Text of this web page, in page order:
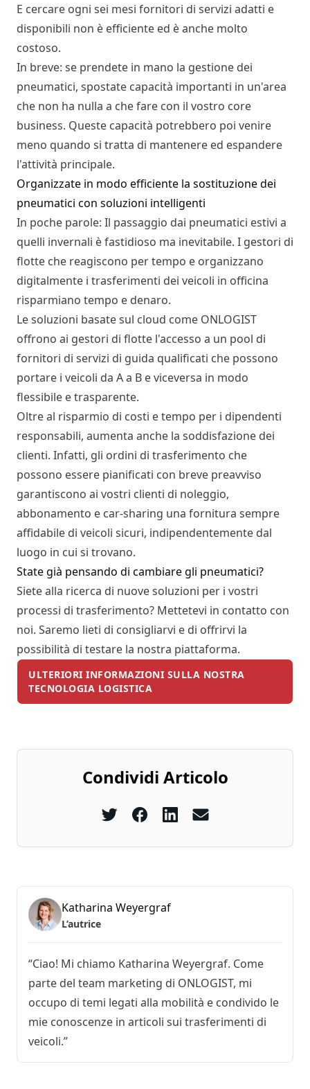
Katharina Weyergraf
L’autrice
“Ciao! Mi chiamo Katharina Weyergraf. Come
parte del team marketing di ONLOGIST, mi
occupo di temi legati alla mobilità e condivido le
mie conoscenze in articoli sui trasferimenti di
veicoli.”
E cercare ogni sei mesi fornitori di servizi adatti e
disponibili non è efficiente ed è anche molto
costoso.
In breve: se prendete in mano la gestione dei
pneumatici, spostate capacità importanti in un'area
che non ha nulla a che fare con il vostro core
business. Queste capacità potrebbero poi venire
meno quando si tratta di mantenere ed espandere
l'attività principale.
Organizzate in modo efficiente la sostituzione dei
pneumatici con soluzioni intelligenti
In poche parole: Il passaggio dai pneumatici estivi a
quelli invernali è fastidioso ma inevitabile. I gestori di
flotte che reagiscono per tempo e organizzano
digitalmente i trasferimenti dei veicoli in officina
risparmiano tempo e denaro.
Le soluzioni basate sul cloud come ONLOGIST
offrono ai gestori di flotte l'accesso a un pool di
fornitori di servizi di guida qualificati che possono
portare i veicoli da A a B e viceversa in modo
flessibile e trasparente.
Oltre al risparmio di costi e tempo per i dipendenti
responsabili, aumenta anche la soddisfazione dei
clienti. Infatti, gli ordini di trasferimento che
possono essere pianificati con breve preavviso
garantiscono ai vostri clienti di noleggio,
abbonamento e car-sharing una fornitura sempre
affidabile di veicoli sicuri, indipendentemente dal
luogo in cui si trovano.
State già pensando di cambiare gli pneumatici?
Siete alla ricerca di nuove soluzioni per i vostri
processi di trasferimento? Mettetevi in contatto con
noi. Saremo lieti di consigliarvi e di offrirvi la
possibilità di testare la nostra piattaforma.
ULTERIORI INFORMAZIONI SULLA NOSTRA
TECNOLOGIA LOGISTICA
Condividi Articolo